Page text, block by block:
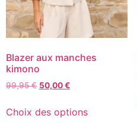
Blazer aux manches
kimono
99,95€ 50,00€
Choix des options